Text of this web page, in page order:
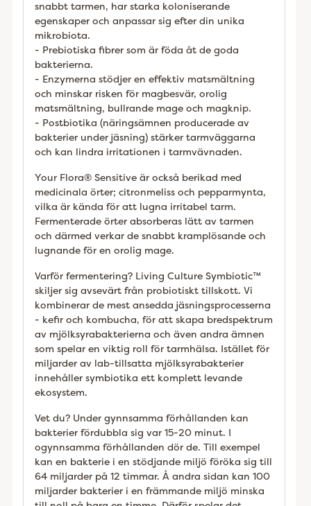
snabbt tarmen, har starka koloniserande
egenskaper och anpassar sig efter din unika
mikrobiota.
- Prebiotiska fibrer som är föda åt de goda
bakterierna.
- Enzymerna stödjer en effektiv matsmältning
och minskar risken för magbesvär, orolig
matsmältning, bullrande mage och magknip.
- Postbiotika (näringsämnen producerade av
bakterier under jäsning) stärker tarmväggarna
och kan lindra irritationen i tarmvävnaden.
Your Flora® Sensitive är också berikad med
medicinala örter; citronmeliss och pepparmynta,
vilka är kända för att lugna irritabel tarm.
Fermenterade örter absorberas lätt av tarmen
och därmed verkar de snabbt kramplösande och
lugnande för en orolig mage.
Varför fermentering? Living Culture Symbiotic™
skiljer sig avsevärt från probiotiskt tillskott. Vi
kombinerar de mest ansedda jäsningsprocesserna
- kefir och kombucha, för att skapa bredspektrum
av mjölksyrabakterierna och även andra ämnen
som spelar en viktig roll för tarmhälsa. Istället för
miljarder av lab-tillsatta mjölksyrabakterier
innehåller symbiotika ett komplett levande
ekosystem.
Vet du? Under gynnsamma förhållanden kan
bakterier fördubbla sig var 15-20 minut. I
ogynnsamma förhållanden dör de. Till exempel
kan en bakterie i en stödjande miljö föröka sig till
64 miljarder på 12 timmar. Å andra sidan kan 100
miljarder bakterier i en främmande miljö minska